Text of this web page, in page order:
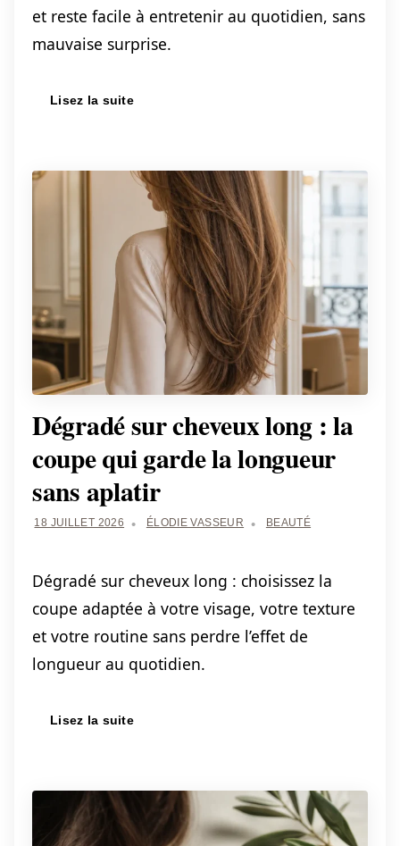
et reste facile à entretenir au quotidien, sans
mauvaise surprise.
Lisez la suite
Dégradé sur cheveux long : la
coupe qui garde la longueur
sans aplatir
18 JUILLET 2026 ÉLODIE VASSEUR BEAUTÉ
Dégradé sur cheveux long : choisissez la
coupe adaptée à votre visage, votre texture
et votre routine sans perdre l’effet de
longueur au quotidien.
Lisez la suite